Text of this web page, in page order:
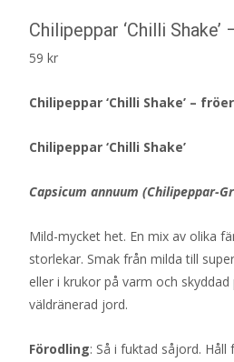
Chilipeppar ‘Chilli Shake’
59 kr
Chilipeppar ‘Chilli Shake’ – fröer
Chilipeppar ‘Chilli Shake’
Capsicum annuum (Chilipeppar-
Mild-mycket het. En mix av olika
storlekar. Smak från milda till
eller i krukor på varm och skyddad
väldränerad jord.
Förodling: Så i fuktad såjord.